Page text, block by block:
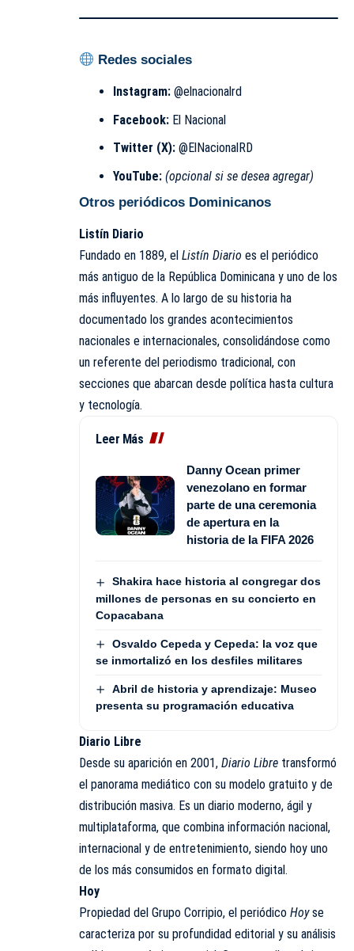
Redes sociales
Instagram: @elnacionalrd
Facebook: El Nacional
Twitter (X): @ElNacionalRD
YouTube: (opcional si se desea agregar)
Otros periódicos Dominicanos
Listín Diario
Fundado en 1889, el Listín Diario es el periódico
más antiguo de la República Dominicana y uno de los
más influyentes. A lo largo de su historia ha
documentado los grandes acontecimientos
nacionales e internacionales, consolidándose como
un referente del periodismo tradicional, con
secciones que abarcan desde política hasta cultura
y tecnología.
Leer Más
Danny Ocean primer
venezolano en formar
parte de una ceremonia
de apertura en la
historia de Ia FIFA 2026
Shakira hace historia al congregar dos
millones de personas en su concierto en
Copacabana
Osvaldo Cepeda y Cepeda: la voz que
se inmortalizó en los desfiles militares
Abril de historia y aprendizaje: Museo
presenta su programación educativa
Diario Libre
Desde su aparición en 2001, Diario Libre transformó
el panorama mediático con su modelo gratuito y de
distribución masiva. Es un diario moderno, ágil y
multiplataforma, que combina información nacional,
internacional y de entretenimiento, siendo hoy uno
de los más consumidos en formato digital.
Hoy
Propiedad del Grupo Corripio, el periódico Hoyse
caracteriza por su profundidad editorial y su análisis